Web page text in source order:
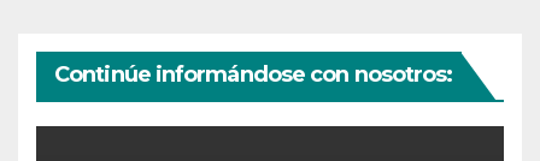
Continúe informándose con nosotros: